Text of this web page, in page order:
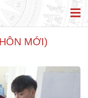
MỚI)